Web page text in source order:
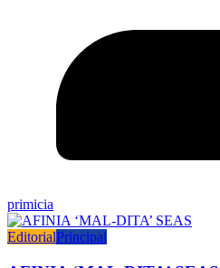
primicia
EditorialPrincipal